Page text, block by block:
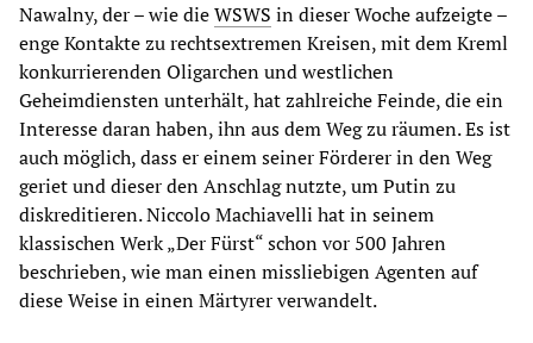
Nawalny, der – wie dieWSWS in dieser Woche aufzeigte –
enge Kontakte zu rechtsextremen Kreisen, mit dem Kreml
konkurrierenden Oligarchen und westlichen
Geheimdiensten unterhält, hat zahlreiche Feinde, die ein
Interesse daran haben, ihn aus dem Weg zu räumen. Es ist
auch möglich, dass er einem seiner Förderer in den Weg
geriet und dieser den Anschlag nutzte, um Putin zu
diskreditieren. Niccolo Machiavelli hat in seinem
klassischen Werk „Der Fürst“ schon vor 500 Jahren
beschrieben, wie man einen missliebigen Agenten auf
diese Weise in einen Märtyrer verwandelt.